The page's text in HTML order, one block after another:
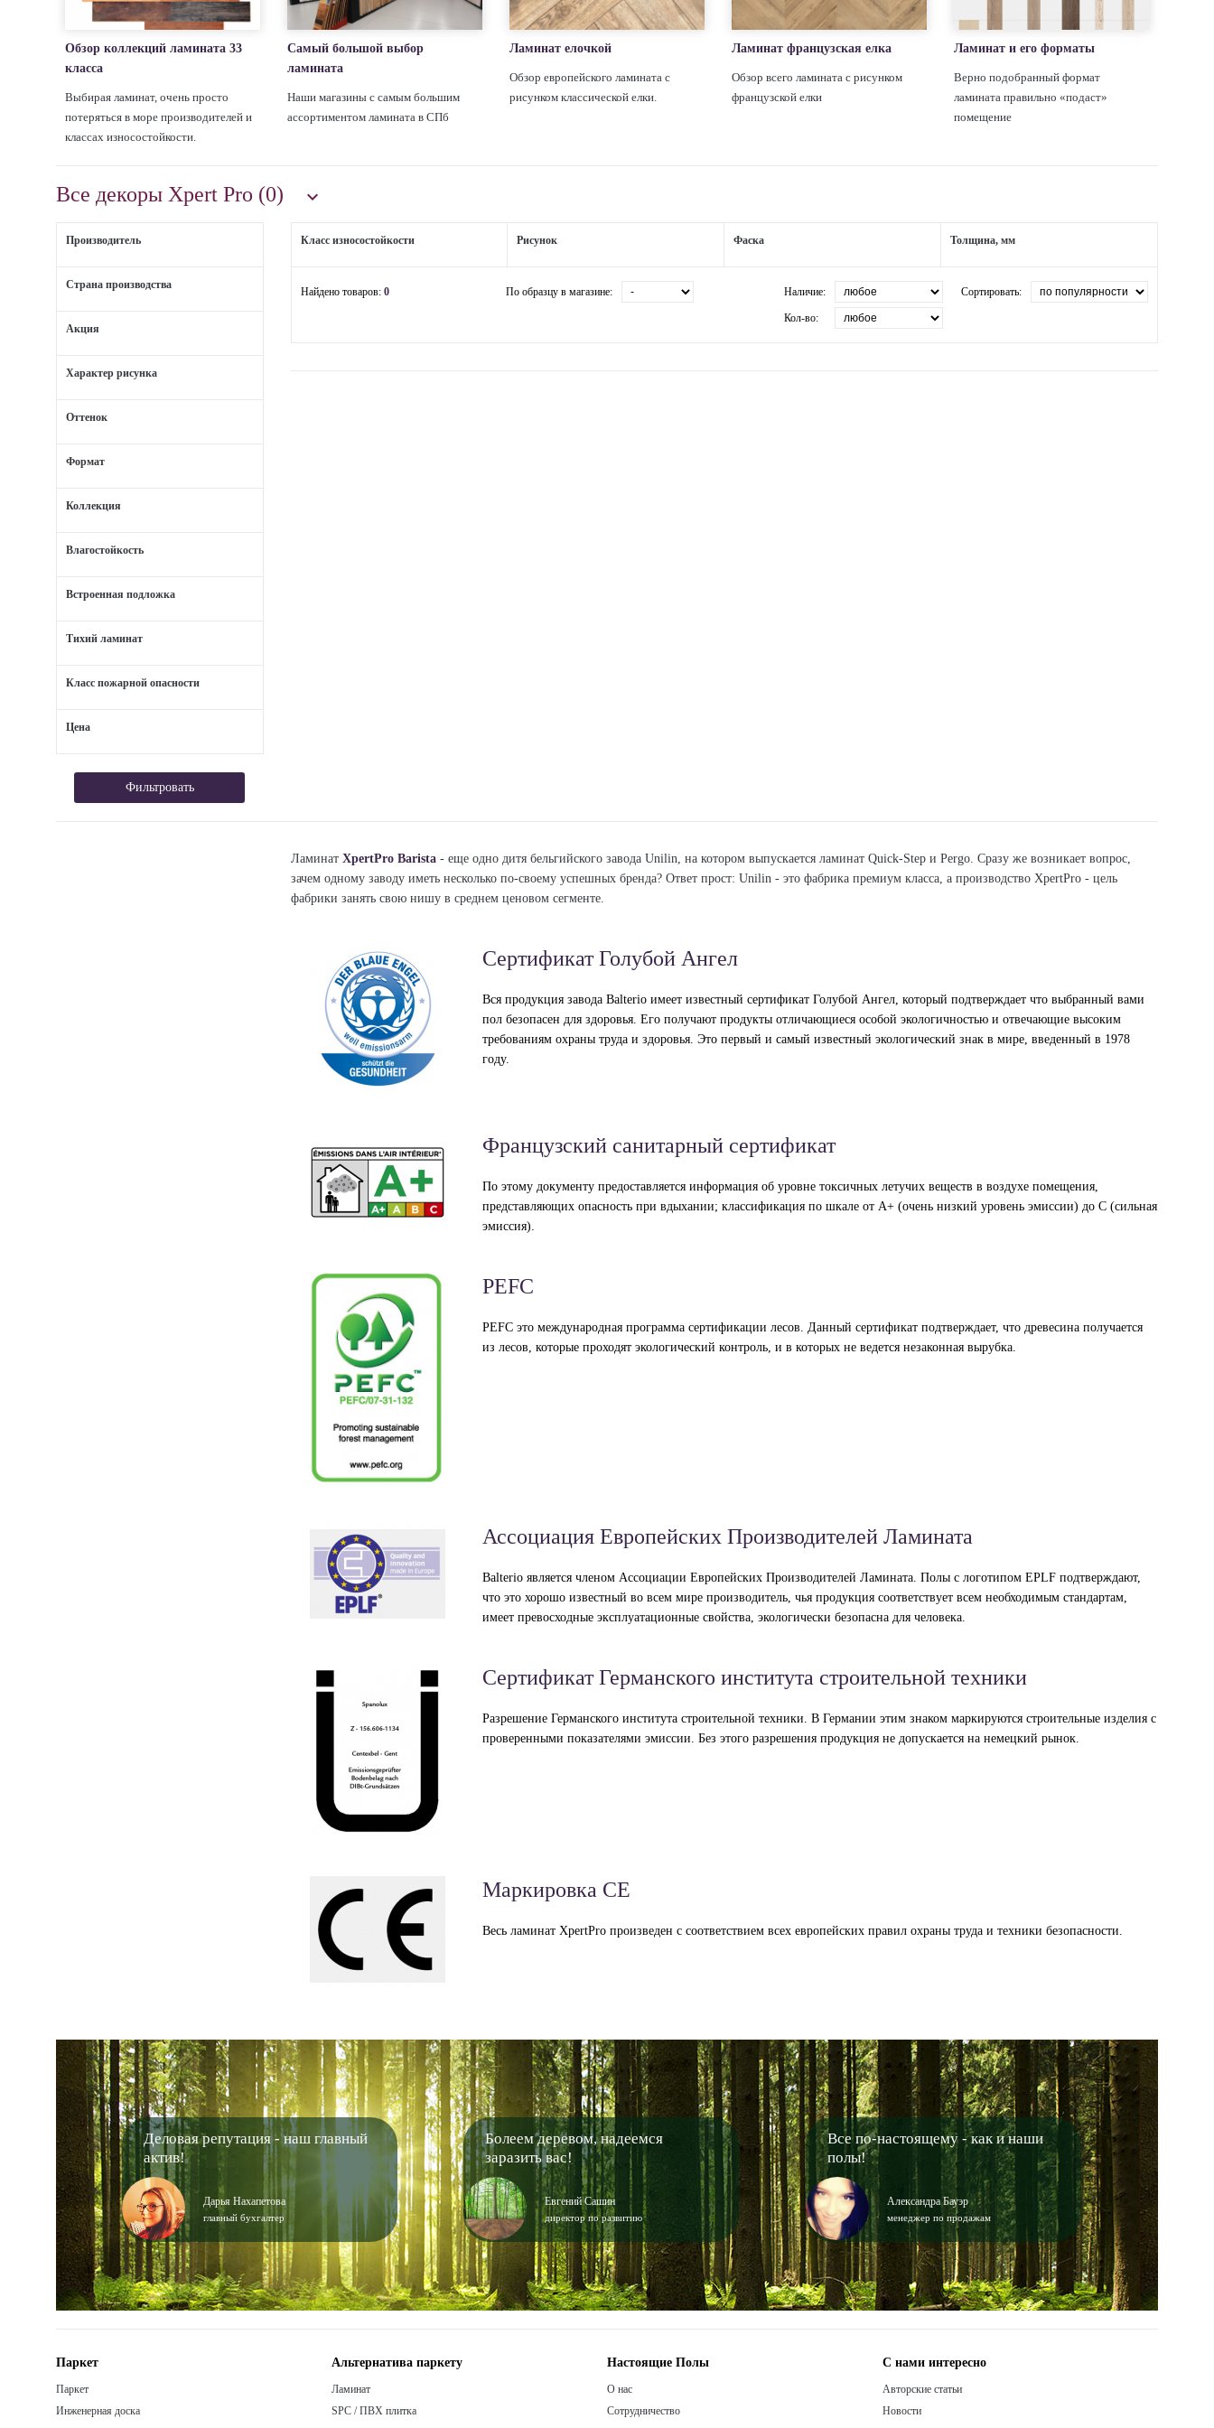
Обзор коллекций ламината 33
класса
Выбирая ламинат, очень просто
потеряться в море производителей и
классах износостойкости.
Самый большой выбор
ламината
Наши магазины с самым большим
ассортиментом ламината в СПб
Ламинат елочкой
Обзор европейского ламината с
рисунком классической елки.
Ламинат французская елка
Обзор всего ламината с рисунком
французской елки
Ламинат и его форматы
Верно подобранный формат
ламината правильно «подаст»
помещение
Все декоры Xpert Pro (0) 
Производитель
Страна производства
Акция
Характер рисунка
Оттенок
Формат
Коллекция
Влагостойкость
Встроенная подложка
Тихий ламинат
Класс пожарной опасности
Цена
Фильтровать
Класс износостойкости Рисунок Фаска Толщина, мм
Найдено товаров: 0 По образцу в магазине: Наличие:
Кол-во:
Сортировать:
Ламинат XpertPro Barista - еще одно дитя бельгийского завода Unilin, на котором выпускается ламинат Quick-Step и Pergo. Сразу же возникает вопрос,
зачем одному заводу иметь несколько по-своему успешных бренда? Ответ прост: Unilin - это фабрика премиум класса, а производство XpertPro - цель
фабрики занять свою нишу в среднем ценовом сегменте.
Сертификат Голубой Ангел
Вся продукция завода Balterio имеет известный сертификат Голубой Ангел, который подтверждает что выбранный вами
пол безопасен для здоровья. Его получают продукты отличающиеся особой экологичностью и отвечающие высоким
требованиям охраны труда и здоровья. Это первый и самый известный экологический знак в мире, введенный в 1978
году.
Французский санитарный сертификат
По этому документу предоставляется информация об уровне токсичных летучих веществ в воздухе помещения,
представляющих опасность при вдыхании; классификация по шкале от А+ (очень низкий уровень эмиссии) до С (сильная
эмиссия).
PEFC
PEFC это международная программа сертификации лесов. Данный сертификат подтверждает, что древесина получается
из лесов, которые проходят экологический контроль, и в которых не ведется незаконная вырубка.
Ассоциация Европейских Производителей Ламината
Balterio является членом Ассоциации Европейских Производителей Ламината. Полы с логотипом EPLF подтверждают,
что это хорошо известный во всем мире производитель, чья продукция соответствует всем необходимым стандартам,
имеет превосходные эксплуатационные свойства, экологически безопасна для человека.
Сертификат Германского института строительной техники
Разрешение Германского института строительной техники. В Германии этим знаком маркируются строительные изделия с
проверенными показателями эмиссии. Без этого разрешения продукция не допускается на немецкий рынок.
Маркировка CE
Весь ламинат XpertPro произведен с соответствием всех европейских правил охраны труда и техники безопасности.
Деловая репутация - наш главный
актив!
Дарья Нахапетова
главный бухгалтер
Болеем деревом, надеемся
заразить вас!
Евгений Сашин
директор по развитию
Все по-настоящему - как и наши
полы!
Александра Бауэр
менеджер по продажам
Паркет
Паркет
Инженерная доска
Альтернатива паркету
Ламинат
SPC / ПВХ плитка
Настоящие Полы
О нас
Сотрудничество
С нами интересно
Авторские статьи
Новости